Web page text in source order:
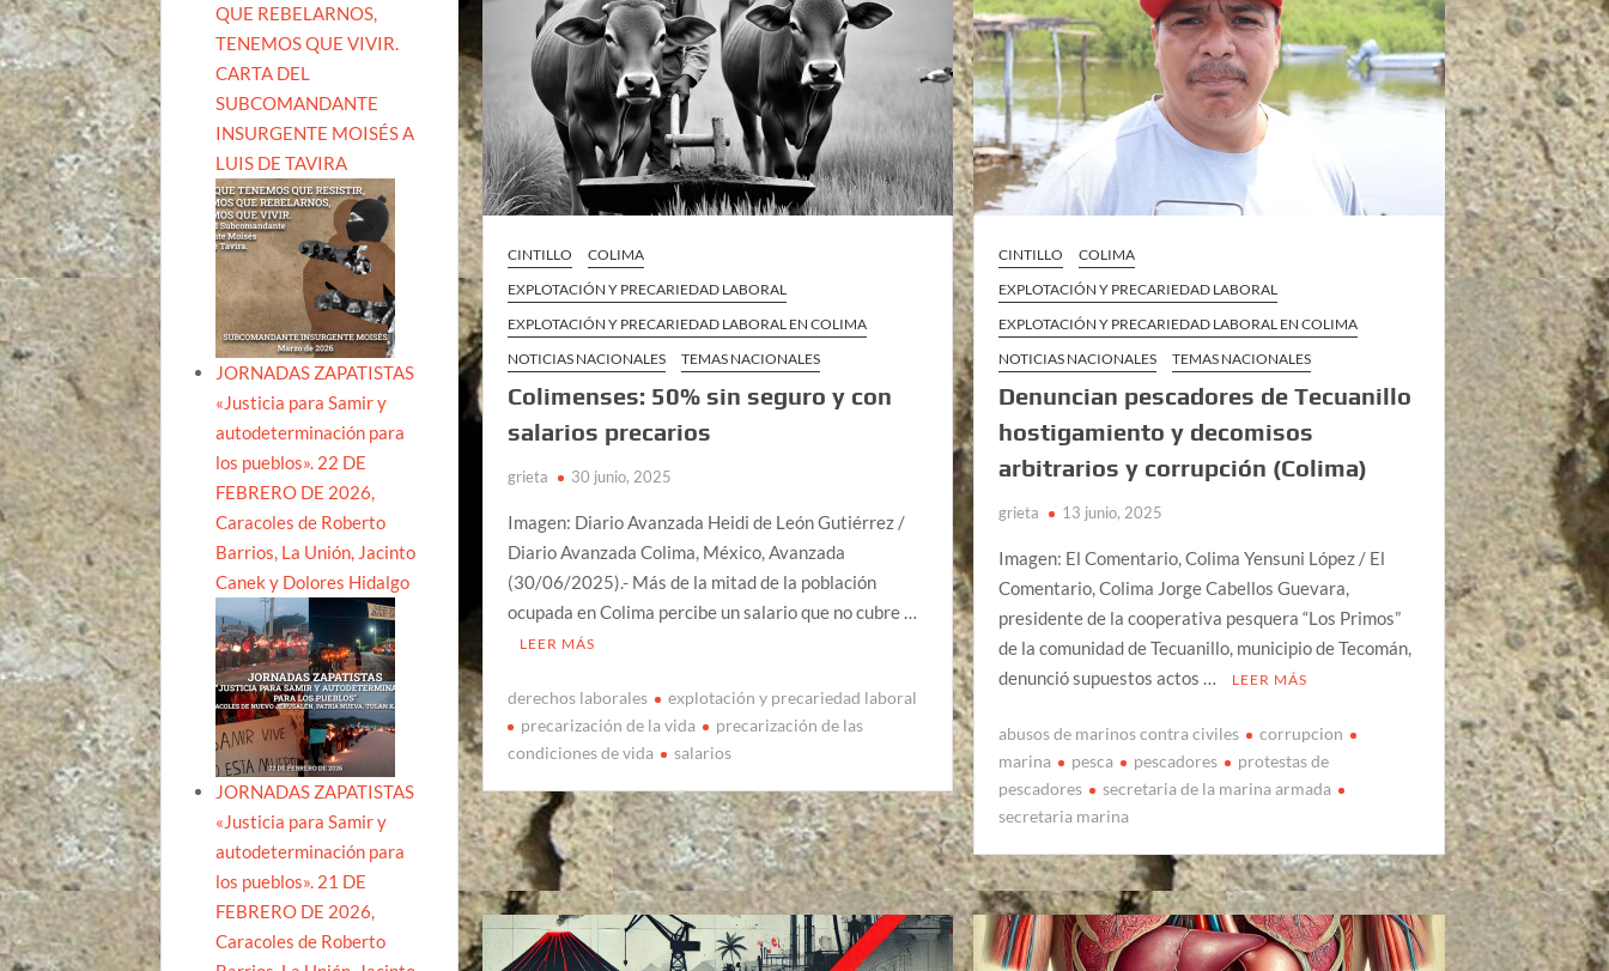
CINTILLO
COLIMA
EXPLOTACIÓN Y PRECARIEDAD LABORAL
EXPLOTACIÓN Y PRECARIEDAD LABORAL EN COLIMA
NOTICIAS NACIONALES
TEMAS NACIONALES
Colimenses: 50% sin seguro y con
salarios precarios
grieta 30 junio, 2025
Imagen: Diario Avanzada Heidi de León Gutiérrez /
Diario Avanzada Colima, México, Avanzada
(30/06/2025).- Más de la mitad de la población
ocupada en Colima percibe un salario que no cubre …
LEER MÁS
derechos laborales
explotación y precariedad laboral
precarización de la vida
precarización de las
condiciones de vida
salarios
CINTILLO
COLIMA
EXPLOTACIÓN Y PRECARIEDAD LABORAL
EXPLOTACIÓN Y PRECARIEDAD LABORAL EN COLIMA
NOTICIAS NACIONALES
TEMAS NACIONALES
Denuncian pescadores de Tecuanillo
hostigamiento y decomisos
arbitrarios y corrupción (Colima)
grieta 13 junio, 2025
Imagen: El Comentario, Colima Yensuni López / El
Comentario, Colima Jorge Cabellos Guevara,
presidente de la cooperativa pesquera “Los Primos”
de la comunidad de Tecuanillo, municipio de Tecomán,
denunció supuestos actos …
LEER MÁS
abusos de marinos contra civiles
corrupcion
marina
pesca pescadores
protestas de
pescadores
secretaria de la marina armada
secretaria marina
QUE REBELARNOS,
TENEMOS QUE VIVIR.
CARTA DEL
SUBCOMANDANTE
INSURGENTE MOISÉS A
LUIS DE TAVIRA
JORNADAS ZAPATISTAS
«Justicia para Samir y
autodeterminación para
los pueblos». 22 DE
FEBRERO DE 2026,
Caracoles de Roberto
Barrios, La Unión, Jacinto
Canek y Dolores Hidalgo
JORNADAS ZAPATISTAS
«Justicia para Samir y
autodeterminación para
los pueblos». 21 DE
FEBRERO DE 2026,
Caracoles de Roberto